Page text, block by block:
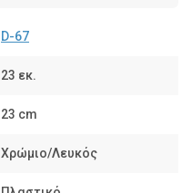
D-67
23 εκ.
23 cm
Χρώμιο/Λευκός